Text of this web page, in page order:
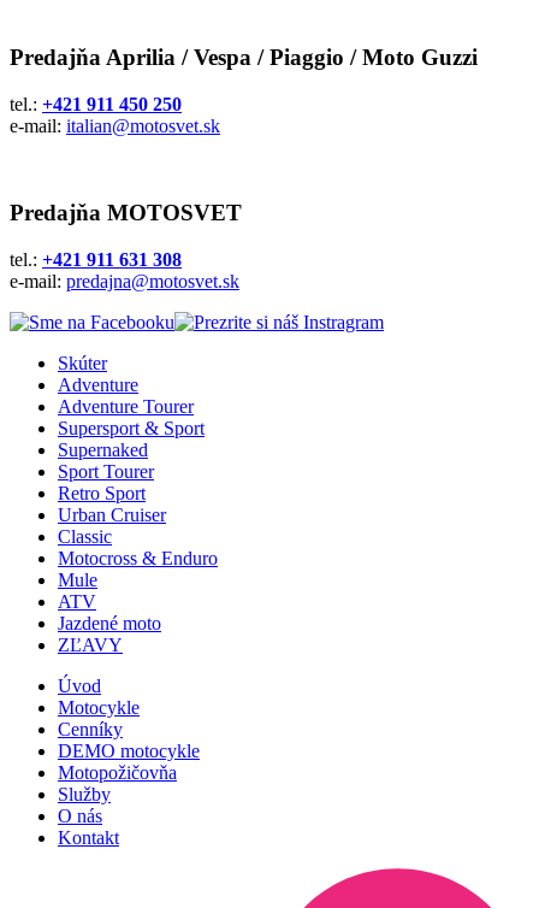
Predajňa Aprilia / Vespa / Piaggio / Moto Guzzi
tel.: +421 911 450 250
e-mail: italian@motosvet.sk
Predajňa MOTOSVET
tel.: +421 911 631 308
e-mail: predajna@motosvet.sk
Skúter
Adventure
Adventure Tourer
Supersport & Sport
Supernaked
Sport Tourer
Retro Sport
Urban Cruiser
Classic
Motocross & Enduro
Mule
ATV
Jazdené moto
ZĽAVY
Úvod
Motocykle
Cenníky
DEMO motocykle
Motopožičovňa
Služby
O nás
Kontakt